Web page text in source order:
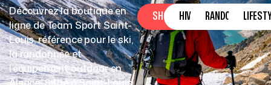
Découvrez la boutique en
ligne de Team Sport Saint-
Louis, référence pour le ski,
la randonnée et
l’équipement outdoor en
SHOP HIVER RANDONNÉE